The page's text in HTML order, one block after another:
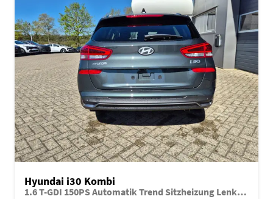
Hyundai i30 Kombi
1.6 T-GDI 150PS Automatik Trend Sitzheizung Lenkradheizung Klimaautomatik PDC v+h Rückf.Kamera Navi Apple CarPlay + Android Auto 16"LM